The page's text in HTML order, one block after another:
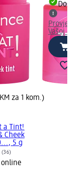
za 1 kom.)
a Tint!
Cheek
5 g
(36)
Vašoj